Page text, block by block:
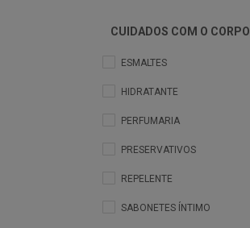
CUIDADOS COM O CORPO
ESMALTES
HIDRATANTE
PERFUMARIA
PRESERVATIVOS
REPELENTE
SABONETES ÍNTIMO